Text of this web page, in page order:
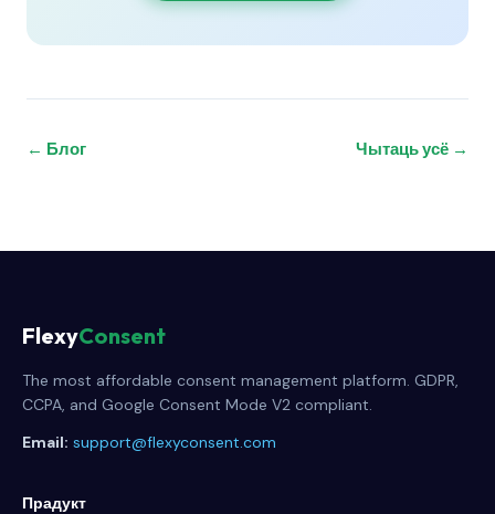
← Блог Чытаць усё →
FlexyConsent
The most affordable consent management platform. GDPR,
CCPA, and Google Consent Mode V2 compliant.
Email: support@flexyconsent.com
Прадукт